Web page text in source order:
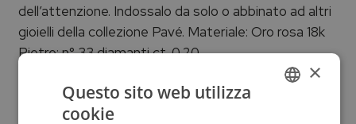
dell’attenzione. Indossalo da solo o abbinato ad altri
gioielli della collezione Pavé. Materiale: Oro rosa 18k
Pietre: n° 33 diamanti ct. 0,20
Informazioni aggiuntive
×
Questo sito web utilizza
cookie